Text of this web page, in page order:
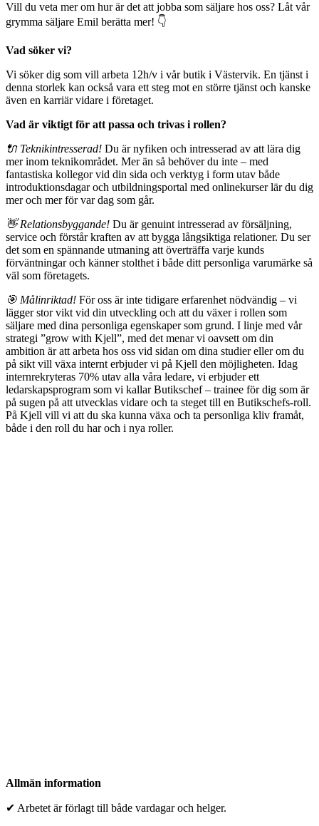
Vill du veta mer om hur är det att jobba som säljare hos oss? Låt vår
grymma säljare Emil berätta mer! 👇
Vad söker vi?
Vi söker dig som vill arbeta 12h/v i vår butik i Västervik. En tjänst i
denna storlek kan också vara ett steg mot en större tjänst och kanske
även en karriär vidare i företaget.
Vad är viktigt för att passa och trivas i rollen?
🔌 Teknikintresserad! Du är nyfiken och intresserad av att lära dig
mer inom teknikområdet. Mer än så behöver du inte – med
fantastiska kollegor vid din sida och verktyg i form utav både
introduktionsdagar och utbildningsportal med onlinekurser lär du dig
mer och mer för var dag som går.
👋 Relationsbyggande! Du är genuint intresserad av försäljning,
service och förstår kraften av att bygga långsiktiga relationer. Du ser
det som en spännande utmaning att överträffa varje kunds
förväntningar och känner stolthet i både ditt personliga varumärke så
väl som företagets.
🎯 Målinriktad! För oss är inte tidigare erfarenhet nödvändig – vi
lägger stor vikt vid din utveckling och att du växer i rollen som
säljare med dina personliga egenskaper som grund. I linje med vår
strategi ”grow with Kjell”, med det menar vi oavsett om din
ambition är att arbeta hos oss vid sidan om dina studier eller om du
på sikt vill växa internt erbjuder vi på Kjell den möjligheten. Idag
internrekryteras 70% utav alla våra ledare, vi erbjuder ett
ledarskapsprogram som vi kallar Butikschef – trainee för dig som är
på sugen på att utvecklas vidare och ta steget till en Butikschefs-roll.
På Kjell vill vi att du ska kunna växa och ta personliga kliv framåt,
både i den roll du har och i nya roller.
Allmän information
✔ Arbetet är förlagt till både vardagar och helger.